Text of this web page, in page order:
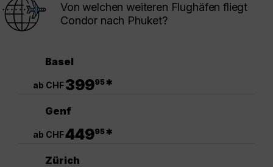
Von welchen weiteren Flughäfen fliegt
Condor nach Phuket?
Basel
ab CHF39995*
Genf
ab CHF44995*
Zürich